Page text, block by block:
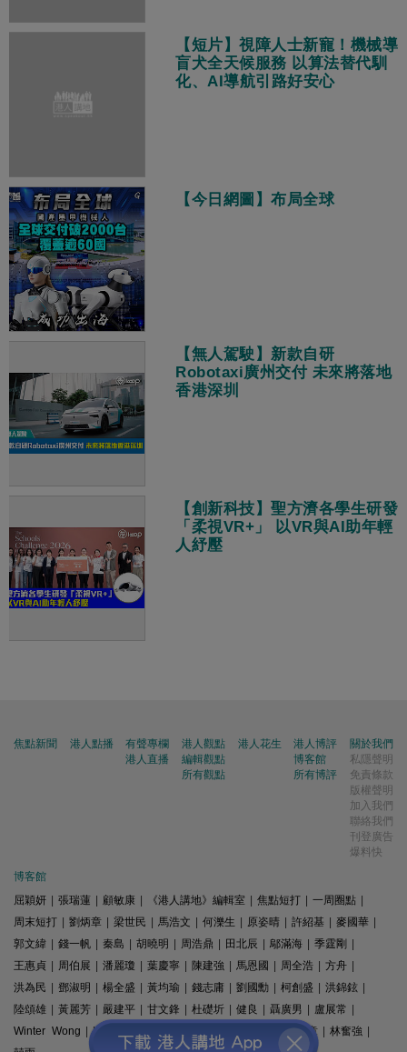
【短片】視障人士新寵！機械導
盲犬全天候服務 以算法替代馴
化、AI導航引路好安心
【今日網圖】布局全球
【無人駕駛】新款自研
Robotaxi廣州交付 未來將落地
香港深圳
【創新科技】聖方濟各學生研發
「柔視VR+」 以VR與AI助年輕
人紓壓
焦點新聞 港人點播
有聲專欄
港人直播
港人觀點
編輯觀點
所有觀點
港人花生
港人博評
博客館
所有博評
關於我們
私隱聲明
免責條款
版權聲明
加入我們
聯絡我們
刊登廣告
爆料快
博客館
屈穎妍 | 張瑞蓮 | 顧敏康 | 《港人講地》編輯室 | 焦點短打 | 一周圈點 |
周末短打 | 劉炳章 | 梁世民 | 馬浩文 | 何濼生 | 原姿晴 | 許紹基 | 麥國華 |
郭文緯 | 錢一帆 | 秦島 | 胡曉明 | 周浩鼎 | 田北辰 | 鄔滿海 | 季霆剛 |
王惠貞 | 周伯展 | 潘麗瓊 | 葉慶寧 | 陳建強 | 馬恩國 | 周全浩 | 方舟 |
洪為民 | 鄧淑明 | 楊全盛 | 黃均瑜 | 錢志庸 | 劉國勳 | 柯創盛 | 洪錦鉉 |
陸頌雄 | 黃麗芳 | 嚴建平 | 甘文鋒 | 杜礎圻 | 健良 | 聶廣男 | 盧展常 |
Winter Wong | K2 精選文章 | 林奮強 |